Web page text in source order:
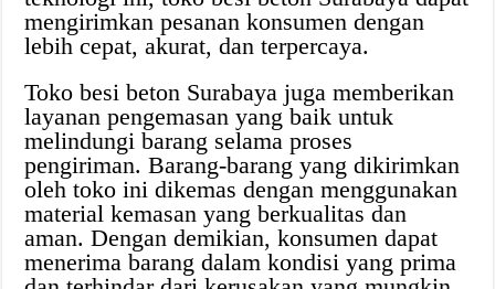
mengirimkan pesanan konsumen dengan
lebih cepat, akurat, dan terpercaya.
Toko besi beton Surabaya juga memberikan
layanan pengemasan yang baik untuk
melindungi barang selama proses
pengiriman. Barang-barang yang dikirimkan
oleh toko ini dikemas dengan menggunakan
material kemasan yang berkualitas dan
aman. Dengan demikian, konsumen dapat
menerima barang dalam kondisi yang prima